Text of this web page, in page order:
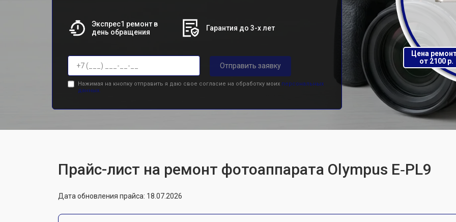
Экспрес1 ремонт в
день обращения
Гарантия до 3-х лет
Отправить заявку
Нажимая на кнопку отправить я даю свое согласие на обработку моих персональных
данных.
Цена
от 2100 р.
Прайс-лист на ремонт фотоаппарата Olympus E‑PL9
Дата обновления прайса: 18.07.2026